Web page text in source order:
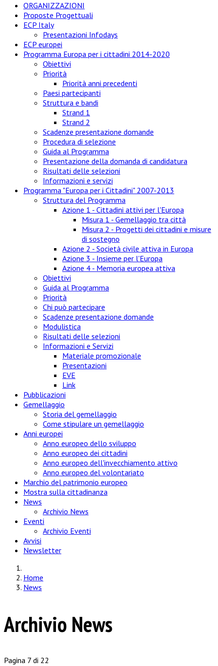
ORGANIZZAZIONI
Proposte Progettuali
ECP Italy
Presentazioni Infodays
ECP europei
Programma Europa per i cittadini 2014-2020
Obiettivi
Priorità
Priorità anni precedenti
Paesi partecipanti
Struttura e bandi
Strand 1
Strand 2
Scadenze presentazione domande
Procedura di selezione
Guida al Programma
Presentazione della domanda di candidatura
Risultati delle selezioni
Informazioni e servizi
Programma "Europa per i Cittadini" 2007-2013
Struttura del Programma
Azione 1 - Cittadini attivi per l'Europa
Misura 1 - Gemellaggio tra città
Misura 2 - Progetti dei cittadini e misure
di sostegno
Azione 2 - Società civile attiva in Europa
Azione 3 - Insieme per l'Europa
Azione 4 - Memoria europea attiva
Obiettivi
Guida al Programma
Priorità
Chi può partecipare
Scadenze presentazione domande
Modulistica
Risultati delle selezioni
Informazioni e Servizi
Materiale promozionale
Presentazioni
EVE
Link
Pubblicazioni
Gemellaggio
Storia del gemellaggio
Come stipulare un gemellaggio
Anni europei
Anno europeo dello sviluppo
Anno europeo dei cittadini
Anno europeo dell'invecchiamento attivo
Anno europeo del volontariato
Marchio del patrimonio europeo
Mostra sulla cittadinanza
News
Archivio News
Eventi
Archivio Eventi
Avvisi
Newsletter
Home
News
Archivio News
Pagina 7 di 22